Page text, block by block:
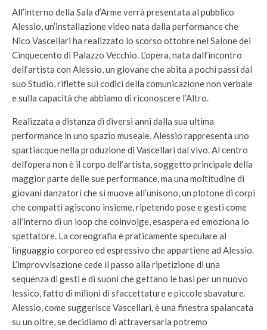
All’interno della Sala d’Arme verrà presentata al pubblico
Alessio, un’installazione video nata dalla performance che
Nico Vascellari ha realizzato lo scorso ottobre nel Salone dei
Cinquecento di Palazzo Vecchio. L’opera, nata dall’incontro
dell’artista con Alessio, un giovane che abita a pochi passi dal
suo Studio, riflette sui codici della comunicazione non verbale
e sulla capacità che abbiamo di riconoscere l’Altro.
Realizzata a distanza di diversi anni dalla sua ultima
performance in uno spazio museale, Alessio rappresenta uno
spartiacque nella produzione di Vascellari dal vivo. Al centro
dell’opera non è il corpo dell’artista, soggetto principale della
maggior parte delle sue performance, ma una moltitudine di
giovani danzatori che si muove all’unisono, un plotone di corpi
che compatti agiscono insieme, ripetendo pose e gesti come
all’interno di un loop che coinvolge, esaspera ed emoziona lo
spettatore. La coreografia è praticamente speculare al
linguaggio corporeo ed espressivo che appartiene ad Alessio.
L’improvvisazione cede il passo alla ripetizione di una
sequenza di gesti e di suoni che gettano le basi per un nuovo
lessico, fatto di milioni di sfaccettature e piccole sbavature.
Alessio, come suggerisce Vascellari, è una finestra spalancata
su un oltre, se decidiamo di attraversarla potremo